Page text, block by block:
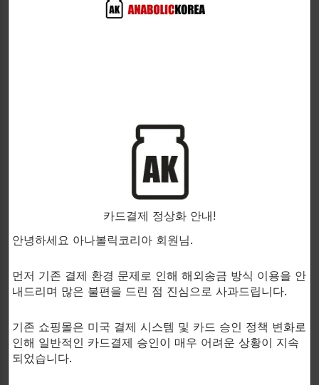
24시간 GH 프로파일, 인슐린 유사 성장 인자-I 및 정상
의 젊은 남성에서 부신 피질 기능에 대한 새로운 경구
료의 영향.
카드결제 정상화 안내!
안녕하세요 아나볼릭코리아 회원님.
먼저 기존 결제 환경 문제로 인해 해외송금 방식 이용을 안
내드리며 많은 불편을 드린 점 진심으로 사과드립니다.
기존 쇼핑몰은 미국 결제 시스템 및 카드 승인 정책 변화로
인해 일반적인 카드결제 승인이 매우 어려운 상황이 지속
되었습니다.